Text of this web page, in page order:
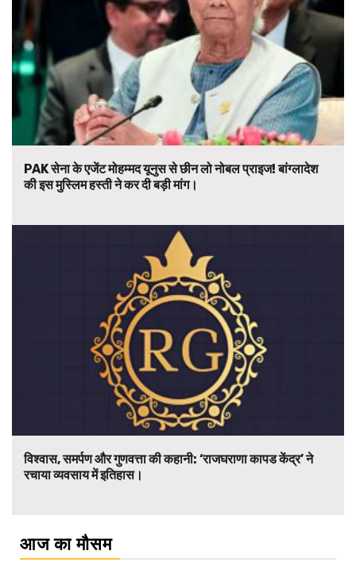
PAK सेना के एजेंट मोहम्मद यूनुस से छीन लो नोबल प्राइज! बांग्लादेश
की इस मुस्लिम हस्ती ने कर दी बड़ी मांग।
विश्वास, समर्पण और गुणवत्ता की कहानी: ‘राजघराणा कापड केंद्र’ ने
रचाया व्यवसाय में इतिहास।
आज का मौसम